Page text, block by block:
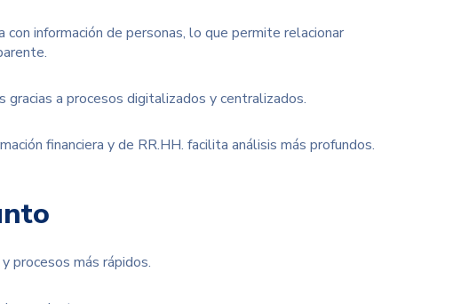
con información de personas, lo que permite relacionar
gracias a procesos digitalizados y centralizados.
financiera y de RR.HH. facilita análisis más profundos.
procesos más rápidos.